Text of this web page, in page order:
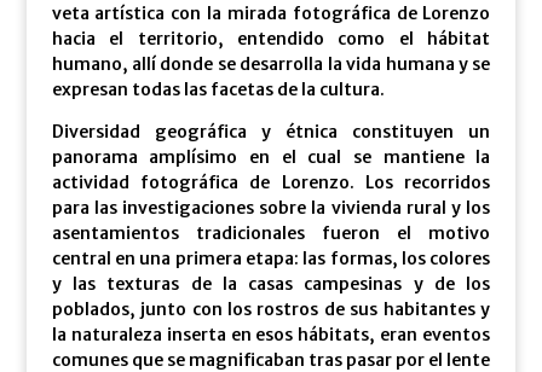
veta artística con la mirada fotográfica de Lorenzo
hacia el territorio, entendido como el hábitat
humano, allí donde se desarrolla la vida humana y se
expresan todas las facetas de la cultura.
Diversidad geográfica y étnica constituyen un
panorama amplísimo en el cual se mantiene la
actividad fotográfica de Lorenzo. Los recorridos
para las investigaciones sobre la vivienda rural y los
asentamientos tradicionales fueron el motivo
central en una primera etapa: las formas, los colores
y las texturas de la casas campesinas y de los
poblados, junto con los rostros de sus habitantes y
la naturaleza inserta en esos hábitats, eran eventos
comunes que se magnificaban tras pasar por el lente